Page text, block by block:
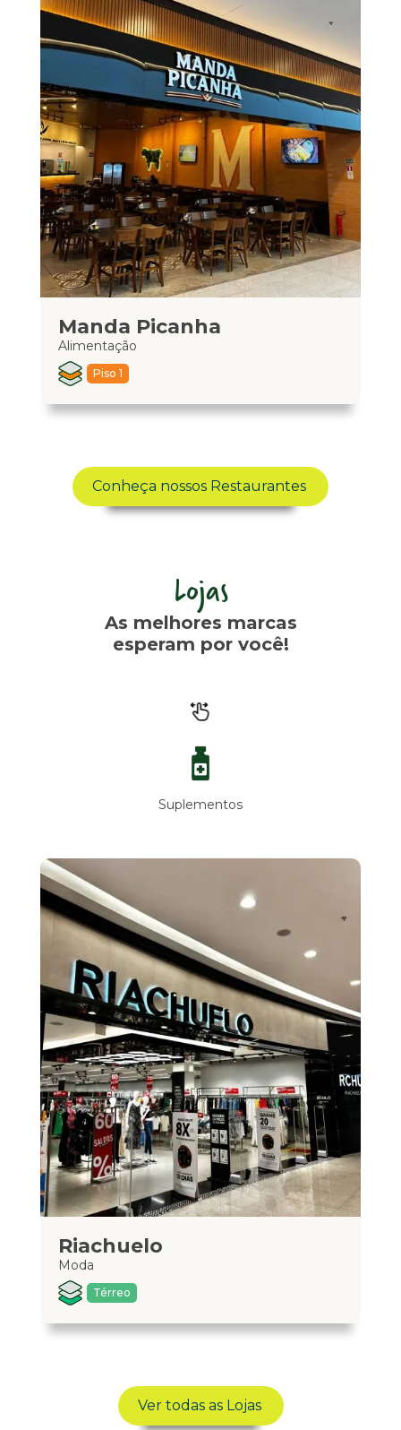
Manda Picanha
Alimentação
Piso 1
Conheça nossos Restaurantes
Lojas
As melhores marcas
esperam por você!
Suplementos
Riachuelo
Moda
Térreo
Ver todas as Lojas